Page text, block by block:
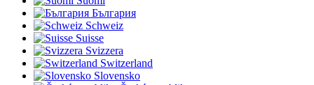
България
Schweiz
Suisse
Svizzera
Switzerland
Slovensko